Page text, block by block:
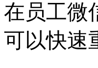
在员工微
可以快速